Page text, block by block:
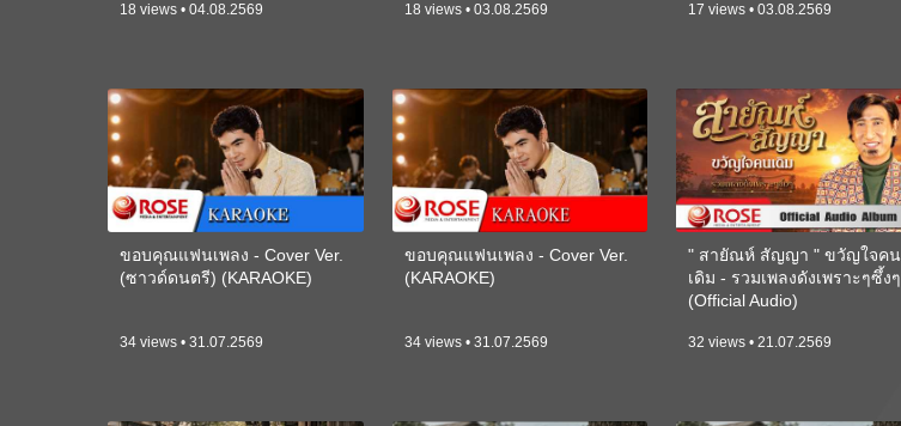
18 views • 04.08.2569 18 views • 03.08.2569 17 views • 03.08.2569
ขอบคุณแฟนเพลง - Cover Ver.
(ซาวด์ดนตรี) (KARAOKE)
34 views • 31.07.2569
ขอบคุณแฟนเพลง - Cover Ver.
(KARAOKE)
34 views • 31.07.2569
" สายัณห์ สัญญา " ขวัญใจคน
เดิม - รวมเพลงดังเพราะๆซึ้งๆ
(Official Audio)
32 views • 21.07.2569